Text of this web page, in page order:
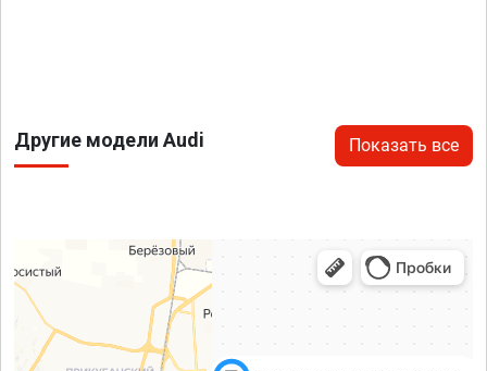
Другие модели Audi Показать все